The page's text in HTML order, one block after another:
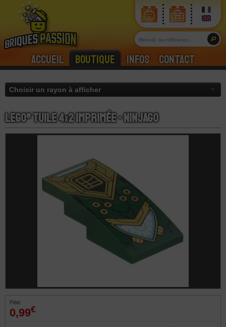
Accueil Boutique Infos Contact
LEGO® Tuile 4x2 Imprimée - Ninjago
Pièce
0,99€